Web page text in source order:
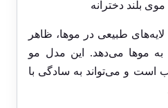
بلند دخترانه
لایه‌های طبیعی در موها، ظاهر
موها می‌دهد. این مدل مو
است و می‌تواند به سادگی با